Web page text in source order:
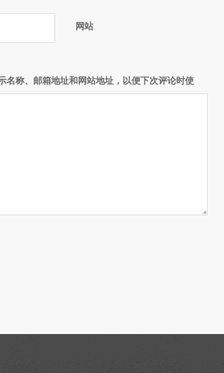
网站
名称、邮箱地址和网站地址，以便下次评论时使